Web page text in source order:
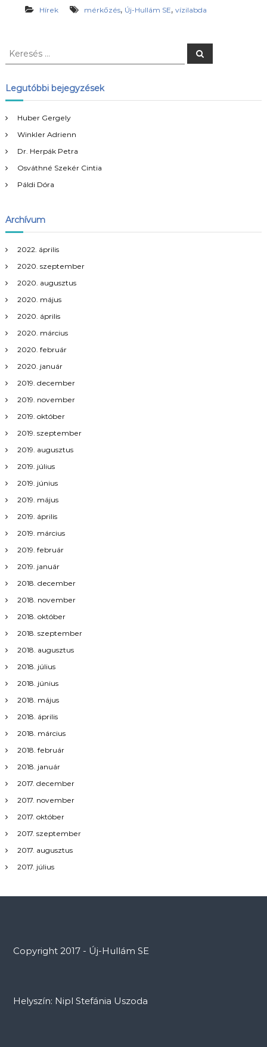
Hírek mérkőzés, Új-Hullám SE, vízilabda
K
e
s
s
:
K
e
s
Legutóbbi bejegyzések
Huber Gergely
Winkler Adrienn
Dr. Herpák Petra
Osváthné Szekér Cintia
Páldi Dóra
Archívum
2022. április
2020. szeptember
2020. augusztus
2020. május
2020. április
2020. március
2020. február
2020. január
2019. december
2019. november
2019. október
2019. szeptember
2019. augusztus
2019. július
2019. június
2019. május
2019. április
2019. március
2019. február
2019. január
2018. december
2018. november
2018. október
2018. szeptember
2018. augusztus
2018. július
2018. június
2018. május
2018. április
2018. március
2018. február
2018. január
2017. december
2017. november
2017. október
2017. szeptember
2017. augusztus
2017. július
Copyright 2017 - Új-Hullám SE
Helyszín: Nipl Stefánia Uszoda